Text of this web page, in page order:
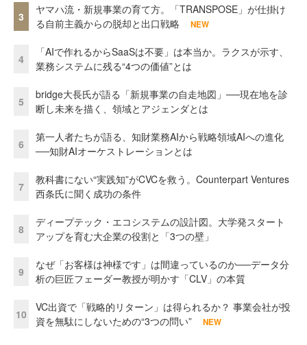
3
ヤマハ流・新規事業の育て方。「TRANSPOSE」が仕掛け
る自前主義からの脱却と出口戦略
NEW
4
「AIで作れるからSaaSは不要」は本当か。ラクスが示す、
業務システムに残る“4つの価値”とは
5
bridge大長氏が語る「新規事業の自走地図」──現在地を診
断し未来を描く、領域とアジェンダとは
6
第一人者たちが語る、知財業務AIから戦略領域AIへの進化
──知財AIオーケストレーションとは
7
教科書にない“実践知”がCVCを救う。Counterpart Ventures
西条氏に聞く成功の条件
8
ディープテック・エコシステムの設計図。大学発スタート
アップを育む大企業の役割と「3つの壁」
9
なぜ「お客様は神様です」は間違っているのか──データ分
析の巨匠フェーダー教授が明かす「CLV」の本質
10
VC出資で「戦略的リターン」は得られるか？ 事業会社が投
資を無駄にしないための“3つの問い”
NEW